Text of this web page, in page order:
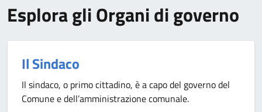
Esplora gli Organi di governo
Il Sindaco
Il sindaco, o primo cittadino, è a capo del governo del
Comune e dell’amministrazione comunale.